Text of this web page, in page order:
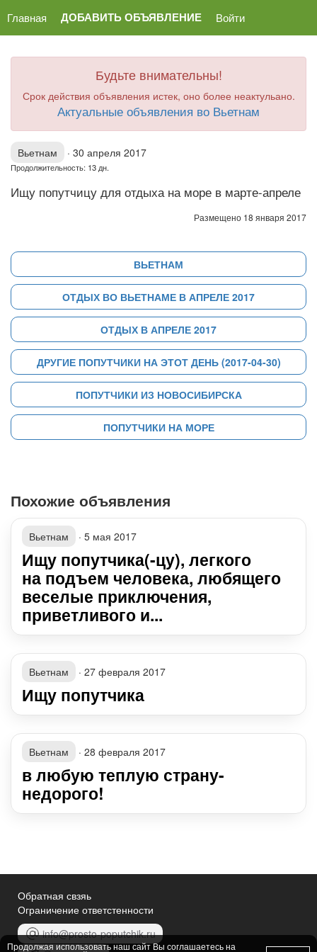
Главная ДОБАВИТЬ ОБЪЯВЛЕНИЕ Войти
Будьте внимательны!
Срок действия объявления истек, оно более неактульано.
Актуальные объявления во Вьетнам
Вьетнам · 30 апреля 2017
Продолжительность: 13 дн.
Ищу попутчицу для отдыха на море в марте-апреле
Размещено 18 января 2017
ВЬЕТНАМ
ОТДЫХ ВО ВЬЕТНАМЕ В АПРЕЛЕ 2017
ОТДЫХ В АПРЕЛЕ 2017
ДРУГИЕ ПОПУТЧИКИ НА ЭТОТ ДЕНЬ (2017-04-30)
ПОПУТЧИКИ ИЗ НОВОСИБИРСКА
ПОПУТЧИКИ НА МОРЕ
Похожие объявления
Вьетнам · 5 мая 2017
Ищу попутчика(-цу), легкого
на подъем человека, любящего
веселые приключения,
приветливого и...
Вьетнам · 27 февраля 2017
Ищу попутчика
Вьетнам · 28 февраля 2017
в любую теплую страну-
недорого!
Обратная свзяь
Ограничение ответстенности
info@prosto-poputchik.ru
Продолжая использовать наш сайт Вы соглашаетесь на